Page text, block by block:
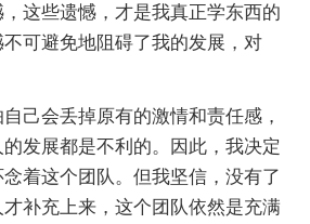
这些遗憾，才是我真正学东西的
可避免地阻碍了我的发展，对
会丢掉原有的激情和责任感，
发展都是不利的。因此，我决定
着这个团队。但我坚信，没有了
补充上来，这个团队依然是充满